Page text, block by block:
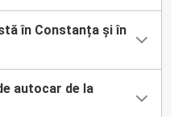
în Constanța și în
autocar de la